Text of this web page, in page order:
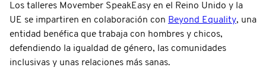
Los talleres Movember SpeakEasy en el Reino Unido y la
UE se impartiren en colaboración con Beyond Equality, una
entidad benéfica que trabaja con hombres y chicos,
defendiendo la igualdad de género, las comunidades
inclusivas y unas relaciones más sanas.